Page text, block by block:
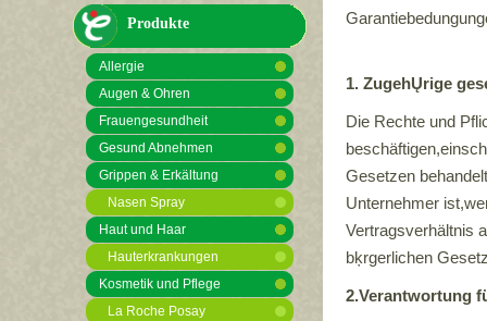
Produkte
Allergie
Augen & Ohren
Frauengesundheit
Gesund Abnehmen
Grippen & Erkältung
Nasen Spray
Haut und Haar
Hauterkrankungen
Kosmetik und Pflege
La Roche Posay
1. ZugehŲrige
Die Rechte und
Gesetzen
Unternehmer
Vertragsverhältnis
bķrgerlichen
2.Verantwortung